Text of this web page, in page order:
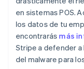
en sistemas POS.
los datos de tu
encontrarás más
Stripe a defender
del malware para